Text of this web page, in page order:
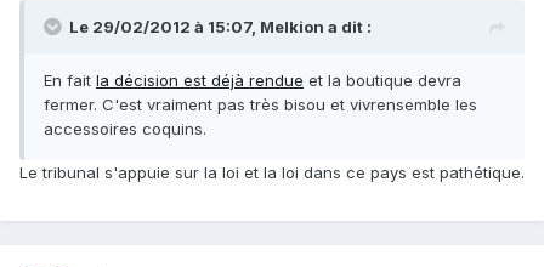
Le 29/02/2012 à 15:07, Melkion a dit :
En fait la décision est déjà rendue et la boutique devra
fermer. C'est vraiment pas très bisou et vivrensemble les
accessoires coquins.
Le tribunal s'appuie sur la loi et la loi dans ce pays est pathétique.